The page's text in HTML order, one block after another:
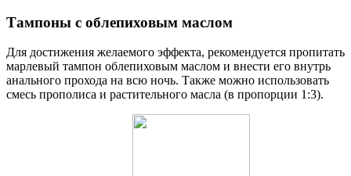
Тампоны с облепиховым маслом
Для достижения желаемого эффекта, рекомендуется пропитать
марлевый тампон облепиховым маслом и внести его внутрь
анального прохода на всю ночь. Также можно использовать
смесь прополиса и растительного масла (в пропорции 1:3).